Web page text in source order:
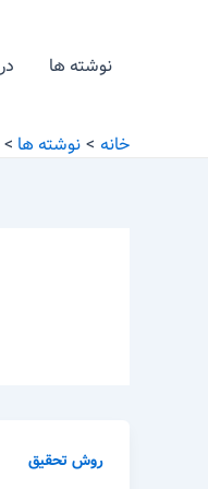
نوشته ها
خانه نوشته ها
روش تحقیق